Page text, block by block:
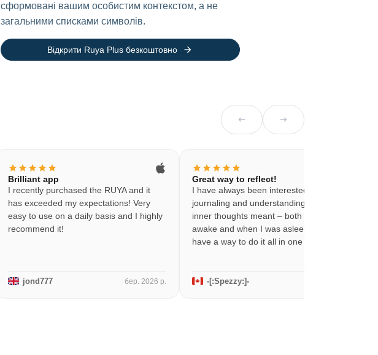
сформовані вашим особистим контекстом, а не
загальними списками символів.
Відкрити Ruya Plus безкоштовно arrow_forward
arrow_left_alt arrow_right_alt
star star star star star
Brilliant app
I recently purchased the RUYA and it
has exceeded my expectations! Very
easy to use on a daily basis and I highly
recommend it!
jond777 бер. 2026 р.
star star star star star
Great way to reflect!
I have always been interested in
journaling and understanding what my
inner thoughts meant – both when I was
awake and when I was asleep. Now I
have a way to do it all in one app!
-[:Spezzy:]-